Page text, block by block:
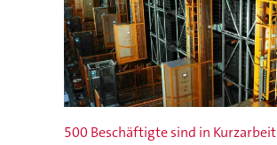
500 Beschäftigte sind in Kurzarbeit